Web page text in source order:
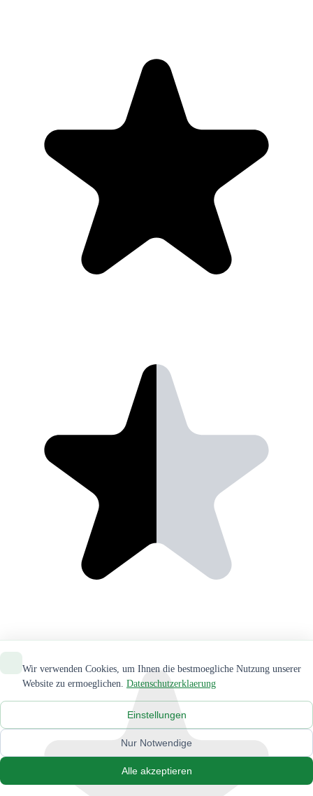
Wir verwenden Cookies, um Ihnen die bestmoegliche Nutzung unserer
Website zu ermoeglichen. Datenschutzerklaerung
Einstellungen
Nur Notwendige
Alle akzeptieren